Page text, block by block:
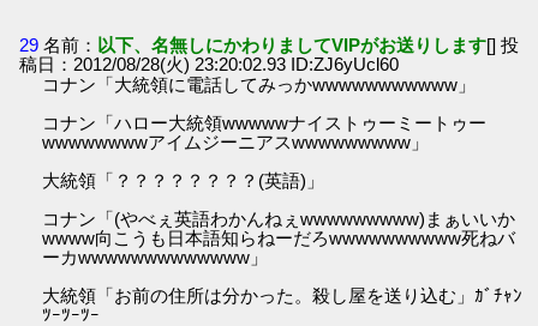
29 名前： 以下、名無しにかわりましてVIPがお送りします[] 投
稿日：2012/08/28(火) 23:20:02.93 ID:ZJ6yUcl60
コナン「大統領に電話してみっかwwwwwwwwwww」
コナン「ハロー大統領wwwwwナイストゥーミートゥー
wwwwwwwwアイムジーニアスwwwwwwwww」
大統領「？？？？？？？？(英語)」
コナン「(やべぇ英語わかんねぇwwwwwwwww)まぁいいか
wwww向こうも日本語知らねーだろwwwwwwwwww死ねバ
ーカwwwwwwwwwwwww」
大統領「お前の住所は分かった。殺し屋を送り込む」ｶﾞﾁｬﾝ
ﾂｰﾂｰﾂｰ